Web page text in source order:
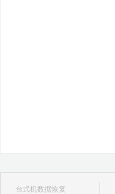
台式机数据恢复